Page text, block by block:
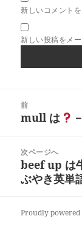
新しいコメント
新しい投稿をメ
前
前
投
稿:
mull は －
次ページへ
次
の
稿:
beef up は
ぶやき英単
Proudly powered